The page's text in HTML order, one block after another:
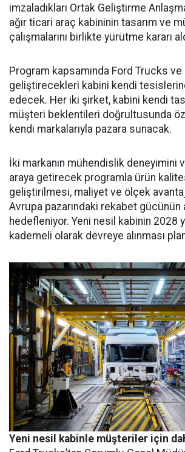
imzaladıkları Ortak Geliştirme
ağır ticari araç kabininin tasarım ve
çalışmalarını birlikte yürütme kararı
Program kapsamında Ford Trucks ve
geliştirecekleri kabini kendi
edecek. Her iki şirket, kabini kendi
müşteri beklentileri doğrultusunda
kendi markalarıyla pazara sunacak.
İki markanın mühendislik deneyimini
araya getirecek programla ürün
geliştirilmesi, maliyet ve ölçek
Avrupa pazarındaki rekabet gücünün
hedefleniyor. Yeni nesil kabinin 2028
kademeli olarak devreye alınması
Yeni nesil kabinle müşteriler için